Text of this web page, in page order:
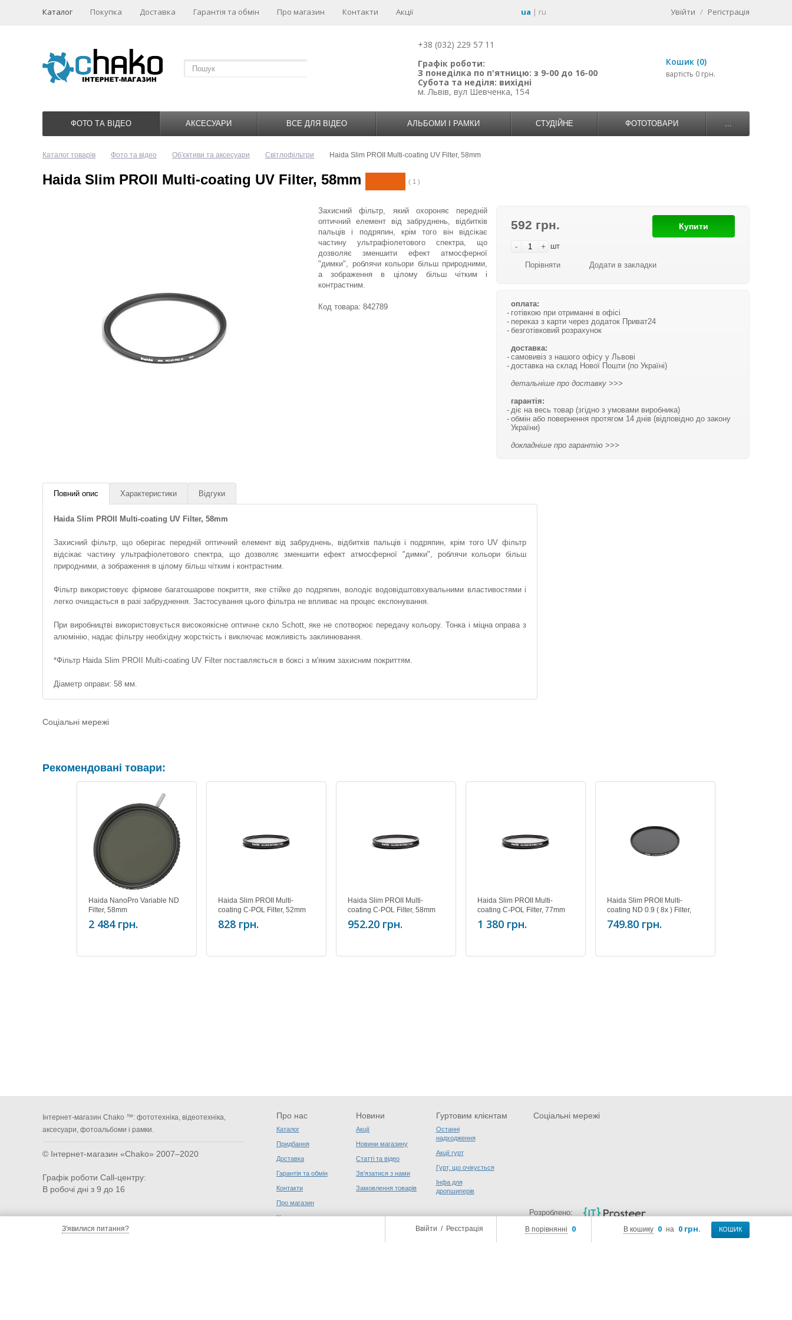
З'явилися питання? В кошику 0 на 0 грн. КОШИК
В порівнянні 0
Ввійти / Реєстрація
Каталог Покупка Доставка Гарантія та обмін Про магазин Контакти Акції ua | ru Увійти / Регістрація
+38 (032) 229 57 11
Графік роботи:
З понеділка по п'ятницю: з 9-00 до 16-00
Субота та неділя: вихідні
м. Львів, вул Шевченка, 154
Кошик (0)
вартість 0 грн.
ФОТО ТА ВІДЕО АКСЕСУАРИ ВСЕ ДЛЯ ВІДЕО АЛЬБОМИ І РАМКИ СТУДІЙНЕ ФОТОТОВАРИ ...
Каталог товарів Фото та відео Об'єктиви та аксесуари Світлофільтри Haida Slim PROII Multi-coating UV Filter, 58mm
Haida Slim PROII Multi-coating UV Filter, 58mm ( 1 )
592 грн.
- + шт
Купити
Порівняти Додати в закладки
оплата:
готівкою при отриманні в офісі
переказ з карти через додаток Приват24
безготівковий розрахунок
доставка:
самовивіз з нашого офісу у Львові
доставка на склад Нової Пошти (по Україні)
детальніше про доставку >>>
гарантія:
діє на весь товар (згідно з умовами виробника)
обмін або повернення протягом 14 днів (відповідно до закону
України)
докладніше про гарантію >>>
Захисний фільтр, який охороняє передній
оптичний елемент від забруднень, відбитків
пальців і подряпин, крім того він відсікає
частину ультрафіолетового спектра, що
дозволяє зменшити ефект атмосферної
"димки", роблячи кольори більш природними,
а зображення в цілому більш чітким і
контрастним.
Код товара: 842789
Повний опис Характеристики Відгуки
Haida Slim PROII Multi-coating UV Filter, 58mm
Захисний фільтр, що оберігає передній оптичний елемент від забруднень, відбитків пальців і подряпин, крім того UV фільтр
відсікає частину ультрафіолетового спектра, що дозволяє зменшити ефект атмосферної "димки", роблячи кольори більш
природними, а зображення в цілому більш чітким і контрастним.
Фільтр використовує фірмове багатошарове покриття, яке стійке до подряпин, володіє водовідштовхувальними властивостями і
легко очищається в разі забруднення. Застосування цього фільтра не впливає на процес експонування.
При виробництві використовується високоякісне оптичне скло Schott, яке не спотворює передачу кольору. Тонка і міцна оправа з
алюмінію, надає фільтру необхідну жорсткість і виключає можливість заклинювання.
*Фільтр Haida Slim PROII Multi-coating UV Filter поставляється в боксі з м'яким захисним покриттям.
Діаметр оправи: 58 мм.
Соціальні мережі
Рекомендовані товари:
Haida NanoPro Variable ND
Filter, 58mm
2 484 грн.
Haida Slim PROII Multi-
coating C-POL Filter, 52mm
828 грн.
Haida Slim PROII Multi-
coating C-POL Filter, 58mm
952.20 грн.
Haida Slim PROII Multi-
coating C-POL Filter, 77mm
1 380 грн.
Haida Slim PROII Multi-
coating ND 0.9 ( 8x ) Filter,
52mm
749.80 грн.
Інтернет-магазин Chako ™: фототехніка, відеотехніка,
аксесуари, фотоальбоми і рамки.
© Інтернет-магазин «Chako» 2007–2020
Графік роботи Call-центру:
В робочі дні з 9 до 16
Про нас
Каталог
Придбання
Доставка
Гарантія та обмін
Контакти
Про магазин
Угода користувача
Новини
Акції
Новини магазину
Статті та відео
Зв'язатися з нами
Замовлення товарів
Гуртовим клієнтам
Останні
надходження
Акції гурт
Гурт, що очікується
Інфа для
дропшиперів
Соціальні мережі
Розроблено: